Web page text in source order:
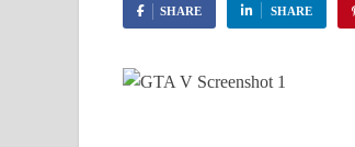
SHARE SHARE